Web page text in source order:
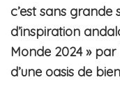
c’est sans grande
d’inspiration
Monde 2024 » par
d’une oasis de